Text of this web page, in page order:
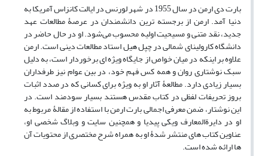
بارت دی ارمن در سال 1955 در شهر لورنس در ایالت کانزاس آمریکا به
دنیا آمد. ارمن از برجسته ترین دانشمندان در عرصۀ مطالعات عهد
جدید، نقد متنی و مسیحیت اولیه محسوب می‌شود. او در حال حاضر در
دانشگاه کارولینای شمالی در چپل هیل استاد مطالعات دینی است. ارمن
علاوه بر اینکه در میان خواص از جایگاه ویژه ای برخوردار است، به دلیل
سبک نوشتاری روان و همه کس فهم خود، در بین عوام نیز طرفداران
بسیار زیادی دارد. مطالعۀ آثار او به ویژه برای کسانی که در صدد اثبات
بروز تحریفات لفظی در کتاب مقدس هستند بسیار سودمند است. در
این نوشتار، ضمن معرفی اجمالی بارت ارمن با استفاده از مقالۀ مربوط به
او در دایرةالمعارف ویکی پیدیا و همچنین سایت و وبلاگ شخصی او،
عناوین کتاب های منتشر شدۀ او به همراه شرح مختصری از محتویات آن
ها ارائه شده است.